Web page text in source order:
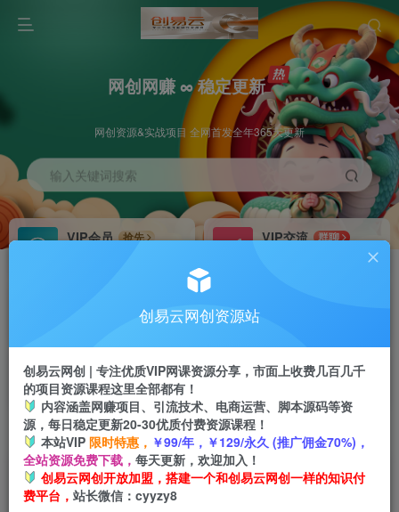
网创网赚 ∞ 稳定更新
网创资源&实战项目 全网首发全年365天更新
输入关键词搜索
VIP会员
抢先
VIP交流
群聊
研究探讨更多创业项目路子。
会员专属推广链接
挂机 项目
脚本卡密
APP下载
GO
首页 创业课程 会员专属 正文
（6627期）收费368元的最新贴吧顶帖软件，一键
傻瓜式使用【顶帖脚本+使用教程】
创易云网创资源站
创易云网创 | 专注优质VIP网课资源分享，市面上收费几百几千
的项目资源课程这里全部都有！
内容涵盖网赚项目、引流技术、电商运营、脚本源码等资
源，每日稳定更新20-30优质付费资源课程！
本站VIP 限时特惠， ￥99/年，￥129/永久 (推广佣金70%)，
全站资源免费下载， 每天更新，欢迎加入！
创易云网创开放加盟，搭建一个和创易云网创一样的知识付
费平台， 站长微信：cyyzy8